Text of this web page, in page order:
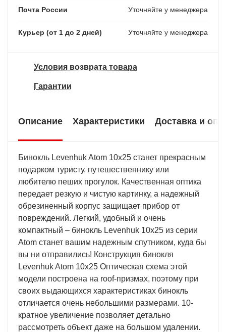
Почта России Уточняйте у менеджера
Курьер (от 1 до 2 дней) Уточняйте у менеджера
Условия возврата товара
Гарантии
Описание Характеристики Доставка и
Бинокль Levenhuk Atom 10x25 станет прекрасным
подарком туристу, путешественнику или
любителю пеших прогулок. Качественная оптика
передает резкую и чистую картинку, а надежный
обрезиненный корпус защищает прибор от
повреждений. Легкий, удобный и очень
компактный – бинокль Levenhuk 10x25 из серии
Atom станет вашим надежным спутником, куда бы
вы ни отправились! Конструкция бинокля
Levenhuk Atom 10x25 Оптическая схема этой
модели построена на roof-призмах, поэтому при
своих выдающихся характеристиках бинокль
отличается очень небольшими размерами. 10-
кратное увеличение позволяет детально
рассмотреть объект даже на большом удалении.